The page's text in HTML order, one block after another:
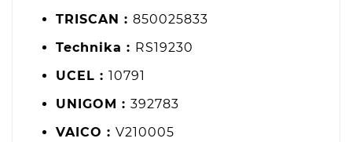
TRISCAN : 850025833
Technika : RS19230
UCEL : 10791
UNIGOM : 392783
VAICO : V210005